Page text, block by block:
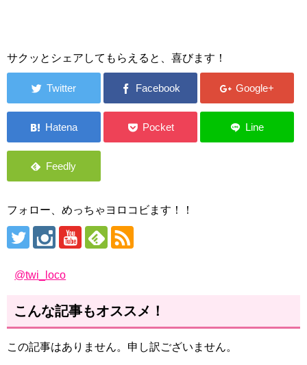
サクッとシェアしてもらえると、喜びます！
フォロー、めっちゃヨロコビます！！
@twi_loco
こんな記事もオススメ！
この記事はありません。申し訳ございません。